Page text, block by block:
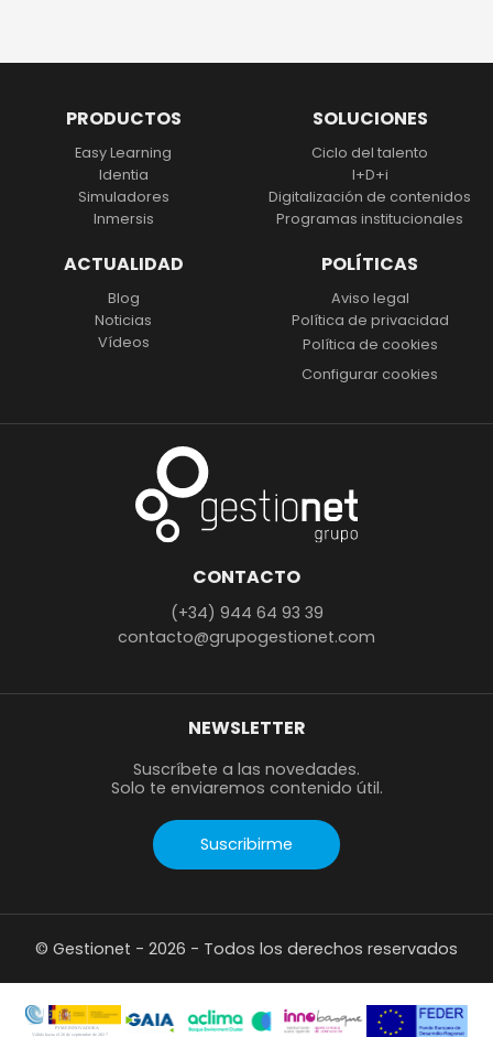
PRODUCTOS
Easy Learning
Identia
Simuladores
Inmersis
SOLUCIONES
Ciclo del talento
I+D+i
Digitalización de contenidos
Programas institucionales
ACTUALIDAD
Blog
Noticias
Vídeos
POLÍTICAS
Aviso legal
Política de privacidad
Política de cookies
Configurar cookies
CONTACTO
(+34) 944 64 93 39
contacto@grupogestionet.com
NEWSLETTER
Suscríbete a las novedades.
Solo te enviaremos contenido útil.
Suscribirme
© Gestionet - 2026 - Todos los derechos reservados